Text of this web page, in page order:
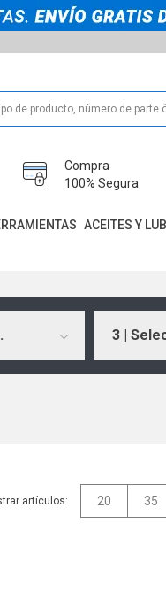
Compra
100% Segura
ACEITES Y
3 |
artículos: 20 35